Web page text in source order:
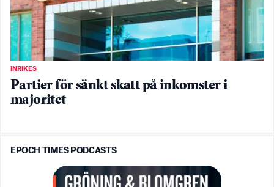
INRIKES
Partier för sänkt skatt på inkomster i
majoritet
EPOCH TIMES PODCASTS